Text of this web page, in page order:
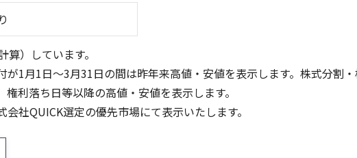
）しています。
が1月1日～3月31日の間は昨年来高値・安値を表示します。株式分割
利落ち日等以降の高値・安値を表示します。
社QUICK選定の優先市場にて表示いたします。